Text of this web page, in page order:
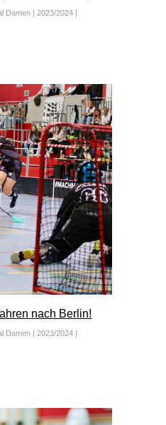
Damen | 2023/2024 |
nach Berlin!
Damen | 2023/2024 |